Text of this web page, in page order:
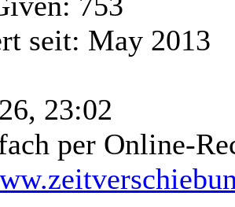
seit: May 2013
23:02
per Online-